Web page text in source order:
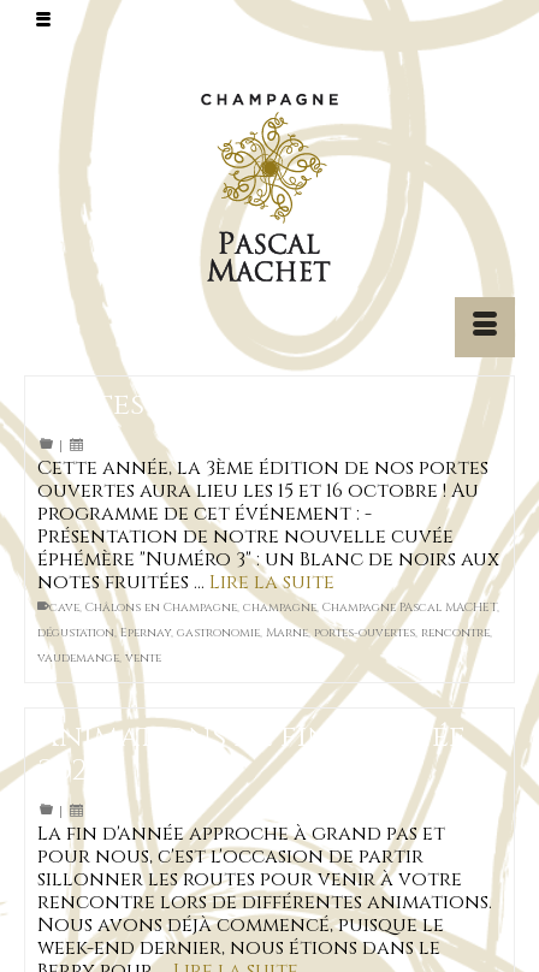
Portes ouvertes 2022
|
Cette année, la 3ème édition de nos portes
ouvertes aura lieu les 15 et 16 octobre ! Au
programme de cet événement : -
Présentation de notre nouvelle cuvée
éphémère "Numéro 3" : un Blanc de noirs aux
notes fruitées … Lire la suite
cave, Châlons en Champagne, champagne, Champagne PAscal MACHET,
dégustation,Epernay, gastronomie, Marne,portes-ouvertes, rencontre,
vaudemange, vente
Animations de fin d’année
2021
|
La fin d'année approche à grand pas et
pour nous, c'est l'occasion de partir
sillonner les routes pour venir à votre
rencontre lors de différentes animations.
Nous avons déjà commencé, puisque le
week-end dernier, nous étions dans le